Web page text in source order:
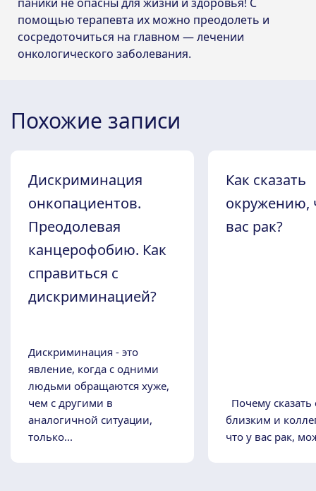
помощью терапевта их можно преодолеть и
сосредоточиться на главном — лечении
онкологического заболевания.
Похожие записи
Дискриминация
онкопациентов.
Преодолевая
канцерофобию. Как
справиться с
дискриминацией?
Дискриминация - это
явление, когда с одними
людьми обращаются хуже,
чем с другими в
аналогичной ситуации,
только...
Как сказать
окружению,
вас рак?
Почему
близким и
что у вас рак,